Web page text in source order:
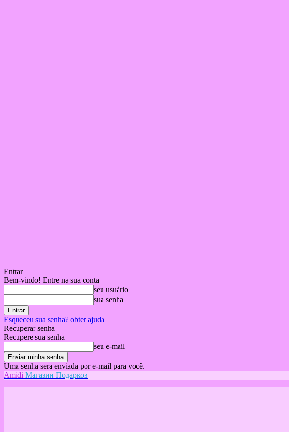
Entrar
Bem-vindo! Entre na sua conta
seu usuário
sua senha
Esqueceu sua senha? obter ajuda
Recuperar senha
Recupere sua senha
seu e-mail
Uma senha será enviada por e-mail para você.
Amidi Магазин Подарков